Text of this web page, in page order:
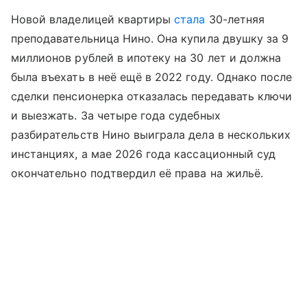
Новой владелицей квартирыстала 30-летняя
преподавательница Нино. Она купила двушку за 9
миллионов рублей в ипотеку на 30 лет и должна
была въехать в неё ещё в 2022 году. Однако после
сделки пенсионерка отказалась передавать ключи
и выезжать. За четыре года судебных
разбирательств Нино выиграла дела в нескольких
инстанциях, а мае 2026 года кассационный суд
окончательно подтвердил её права на жильё.